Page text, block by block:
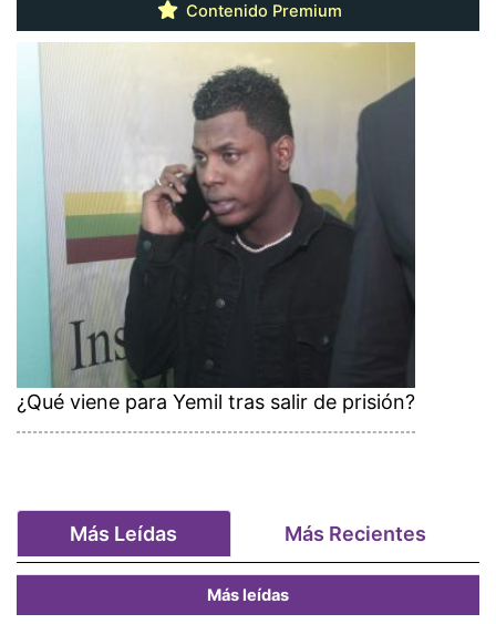
Contenido Premium
¿Qué viene para Yemil tras salir de prisión?
Más Leídas Más Recientes
Más leídas